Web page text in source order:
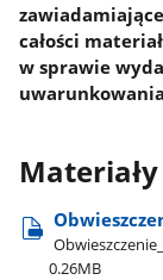
całości
w sprawie
Materiały
0.26MB